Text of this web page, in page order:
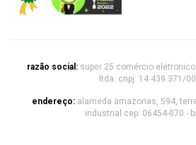
razão social: super 25 comércio
ltda. cnpj: 14.439.371/
endereço: alameda amazonas, 594,
industrial cep: 06454-070 -